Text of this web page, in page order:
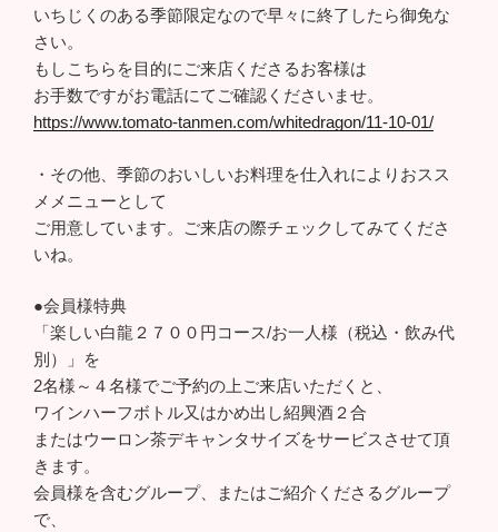
いちじくのある季節限定なので早々に終了したら御免な
さい。
もしこちらを目的にご来店くださるお客様は
お手数ですがお電話にてご確認くださいませ。
https://www.tomato-tanmen.com/whitedragon/11-10-01/
・その他、季節のおいしいお料理を仕入れによりおスス
メメニューとして
ご用意しています。ご来店の際チェックしてみてくださ
いね。
●会員様特典
「楽しい白龍２７００円コース/お一人様（税込・飲み代
別）」を
2名様～４名様でご予約の上ご来店いただくと、
ワインハーフボトル又はかめ出し紹興酒２合
またはウーロン茶デキャンタサイズをサービスさせて頂
きます。
会員様を含むグループ、またはご紹介くださるグループ
で、